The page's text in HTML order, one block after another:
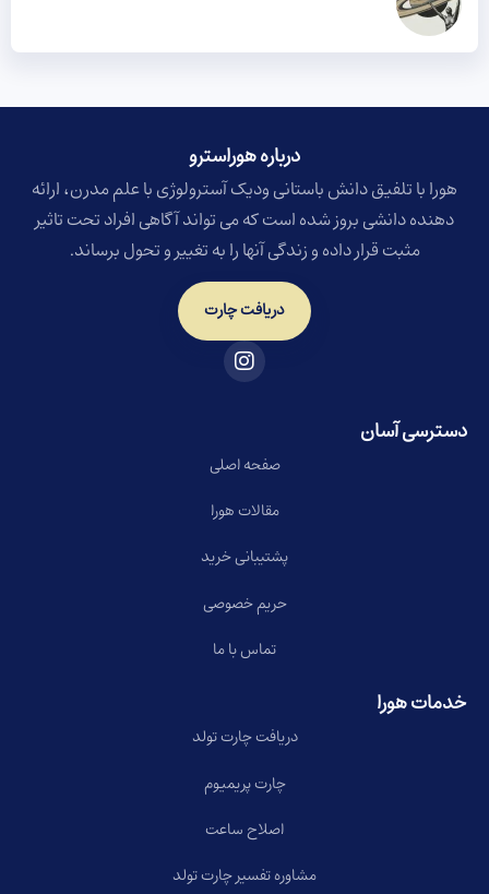
درباره هوراسترو​
هورا با تلفیق دانش باستانی ودیک آسترولوژی با علم مدرن، ارائه
دهنده دانشی بروز شده است که می تواند آگاهی افراد تحت تاثیر
مثبت قرار داده و زندگی آنها را به تغییر و تحول برساند.
دریافت چارت
دسترسی آسان
صفحه اصلی
مقالات هورا
پشتیبانی خرید
حریم خصوصی
تماس با ما
خدمات هورا
دریافت چارت تولد
چارت پریمیوم
اصلاح ساعت
مشاوره تفسیر چارت تولد